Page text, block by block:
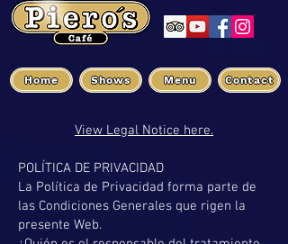
Contact
Menu
Shows
Home
View Legal Notice here.
POLÍTICA DE PRIVACIDAD
La Política de Privacidad forma parte de
las Condiciones Generales que rigen la
presente Web.